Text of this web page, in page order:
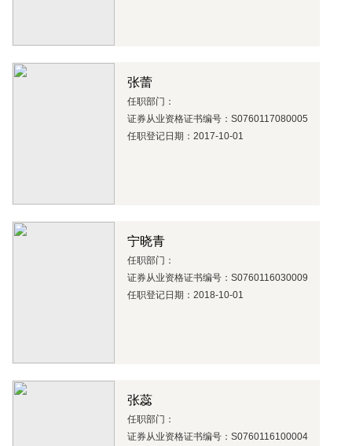
张蕾
任职部门：
证券从业资格证书编号：S0760117080005
任职登记日期：2017-10-01
宁晓青
任职部门：
证券从业资格证书编号：S0760116030009
任职登记日期：2018-10-01
张蕊
任职部门：
证券从业资格证书编号：S0760116100004